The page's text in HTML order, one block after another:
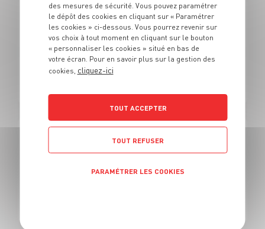
FRUITS ET LÉGUMES
Alternance - Vendeur fruits et légumes/marée Grand
frais (H/F)
Alternant - Vendeur fruits et légumes/marée Grand
des mesures de sécurité. Vous pouvez paramétrer
le dépôt des cookies en cliquant sur « Paramétrer
les cookies » ci-dessous. Vous pourrez revenir sur
vos choix à tout moment en cliquant sur le bouton
« personnaliser les cookies » situé en bas de
votre écran. Pour en savoir plus sur la gestion des
cookies, cliquez-ici
TOUT ACCEPTER
TOUT REFUSER
PARAMÉTRER LES COOKIES